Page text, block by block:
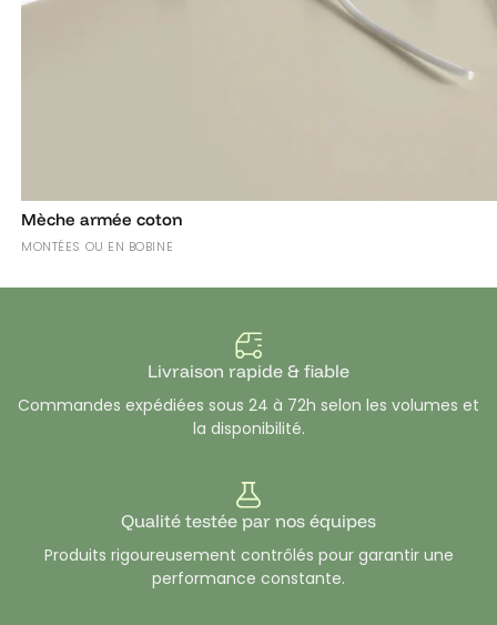
Mèche armée coton
MONTÉES OU EN BOBINE
Livraison rapide & fiable
Commandes expédiées sous 24 à 72h selon les volumes et
la disponibilité.
Qualité testée par nos équipes
Produits rigoureusement contrôlés pour garantir une
performance constante.